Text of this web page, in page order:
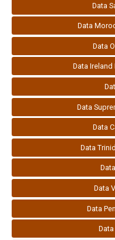
Data
Data
Data
Data Ireland
Data
Data
Data
Data
Data